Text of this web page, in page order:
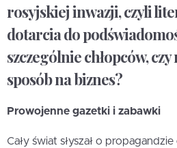
rosyjskiej inwazji, czyli
dotarcia do
szczególnie chłopców,
sposób na biznes?
Prowojenne gazetki i zabawki
Cały świat słyszał o